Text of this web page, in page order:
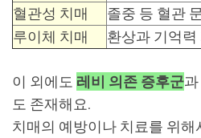
혈관성 치매
졸중 등 혈관
루이체 치매
환상과 기억
이 외에도 레비 의존 증후군
도 존재해요.
치매의 예방이나 치료를 위해